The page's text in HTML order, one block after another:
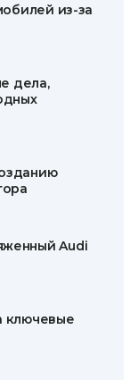
из-за
дела,
Audi
ключевые